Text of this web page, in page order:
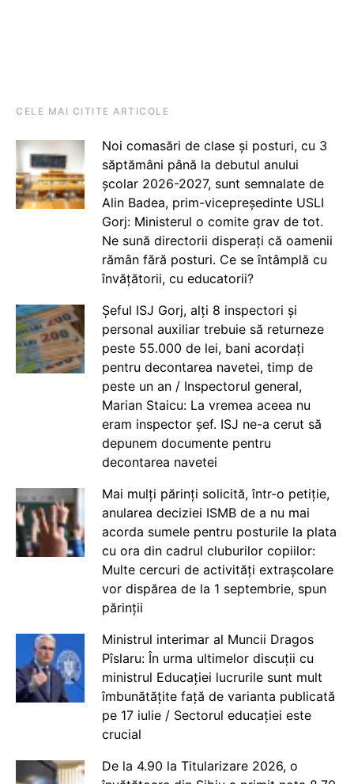
CELE MAI CITITE ARTICOLE
Noi comasări de clase și posturi, cu 3
săptămâni până la debutul anului
școlar 2026-2027, sunt semnalate de
Alin Badea, prim-vicepreședinte USLI
Gorj: Ministerul o comite grav de tot.
Ne sună directorii disperați că oamenii
rămân fără posturi. Ce se întâmplă cu
învățătorii, cu educatorii?
Șeful ISJ Gorj, alți 8 inspectori și
personal auxiliar trebuie să returneze
peste 55.000 de lei, bani acordați
pentru decontarea navetei, timp de
peste un an / Inspectorul general,
Marian Staicu: La vremea aceea nu
eram inspector șef. ISJ ne-a cerut să
depunem documente pentru
decontarea navetei
Mai mulți părinți solicită, într-o petiție,
anularea deciziei ISMB de a nu mai
acorda sumele pentru posturile la plata
cu ora din cadrul cluburilor copiilor:
Multe cercuri de activități extrașcolare
vor dispărea de la 1 septembrie, spun
părinții
Ministrul interimar al Muncii Dragos
Pîslaru: În urma ultimelor discuții cu
ministrul Educației lucrurile sunt mult
îmbunătățite față de varianta publicată
pe 17 iulie / Sectorul educației este
crucial
De la 4.90 la Titularizare 2026, o